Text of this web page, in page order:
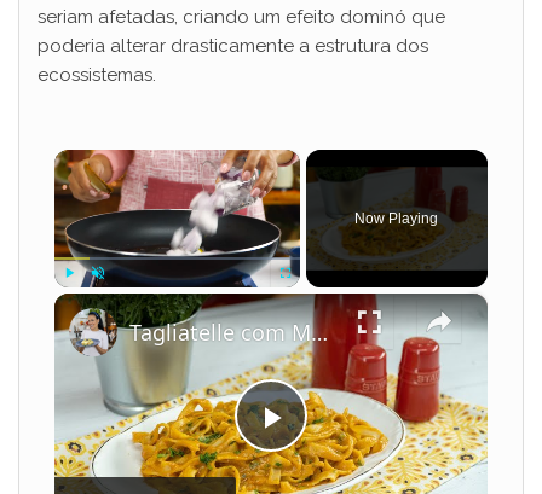
seriam afetadas, criando um efeito dominó que
poderia alterar drasticamente a estrutura dos
ecossistemas.
×
Play Unmute Fullscreen
Now Playing
×
P
Tagliatelle com Molho Cremoso de Camarão e Leite de Coco